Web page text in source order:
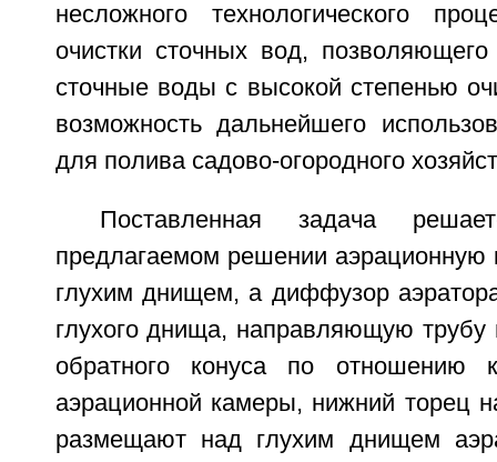
несложного технологического
очистки сточных вод,
сточные воды с высокой степенью
возможность дальнейшего
для полива садово-огородного
Поставленная задача
предлагаемом решении
глухим днищем, а диффузор
глухого днища, направляющую
обратного конуса по отношению
аэрационной камеры, нижний торец
размещают над глухим днищем